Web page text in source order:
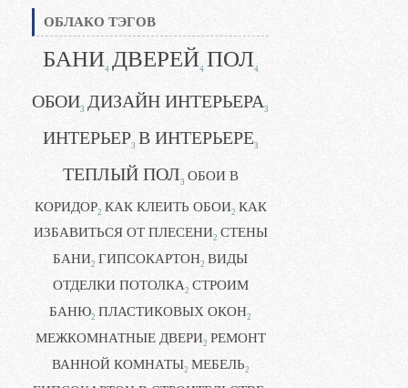
ОБЛАКО ТЭГОВ
БАНИ4 ДВЕРЕЙ4 ПОЛ4
ОБОИ3 ДИЗАЙН ИНТЕРЬЕРА3
ИНТЕРЬЕР3 В ИНТЕРЬЕРЕ3
ТЕПЛЫЙ ПОЛ3 ОБОИ В
КОРИДОР2 КАК КЛЕИТЬ ОБОИ2 КАК
ИЗБАВИТЬСЯ ОТ ПЛЕСЕНИ2 СТЕНЫ
БАНИ2 ГИПСОКАРТОН2 ВИДЫ
ОТДЕЛКИ ПОТОЛКА2 СТРОИМ
БАНЮ2 ПЛАСТИКОВЫХ ОКОН2
МЕЖКОМНАТНЫЕ ДВЕРИ2 РЕМОНТ
ВАННОЙ КОМНАТЫ2 МЕБЕЛЬ2